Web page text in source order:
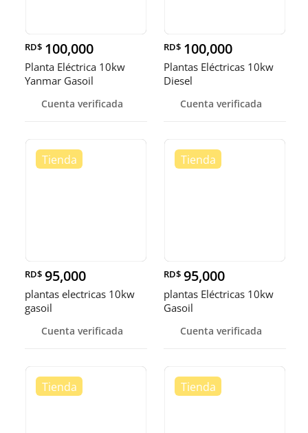
RD$ 100,000
Planta Eléctrica 10kw
Yanmar Gasoil
Cuenta verificada
RD$ 100,000
Plantas Eléctricas 10kw
Diesel
Cuenta verificada
RD$ 95,000
plantas electricas 10kw
gasoil
Cuenta verificada
RD$ 95,000
plantas Eléctricas 10kw
Gasoil
Cuenta verificada